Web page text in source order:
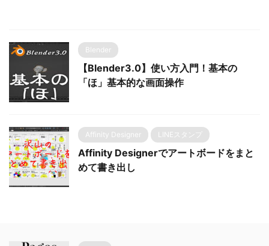
Blender
【Blender3.0】使い方入門！基本の
「ほ」基本的な画面操作
Affinity Designer LINEスタンプ
Affinity Designerでアートボードをまと
めて書き出し